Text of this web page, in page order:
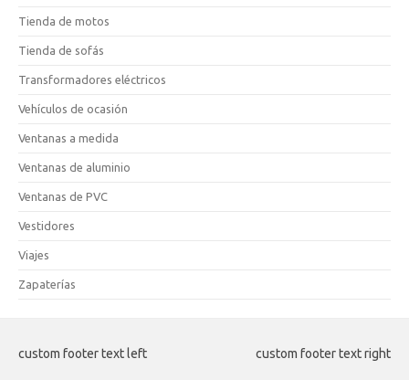
Tienda de motos
Tienda de sofás
Transformadores eléctricos
Vehículos de ocasión
Ventanas a medida
Ventanas de aluminio
Ventanas de PVC
Vestidores
Viajes
Zapaterías
custom footer text left custom footer text right